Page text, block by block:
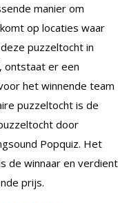
manier om
op locaties waar
puzzeltocht in
ontstaat er een
het winnende team
puzzeltocht is de
door
Popquiz. Het
de winnaar en verdient
prijs.